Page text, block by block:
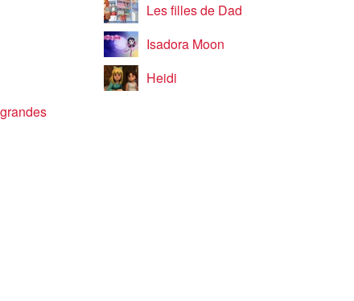
Les filles de Dad
Isadora Moon
Heidi